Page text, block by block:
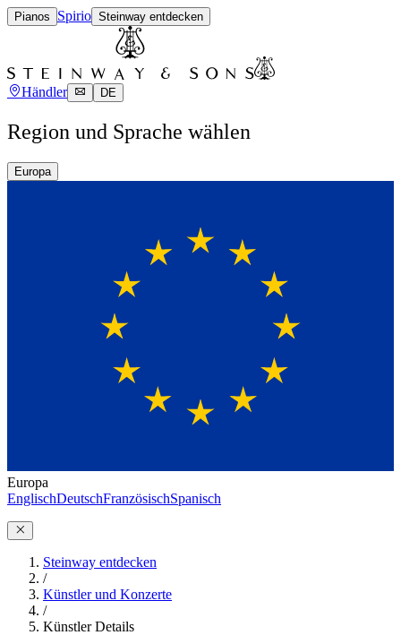
Pianos Spirio Steinway entdecken
Händler DE
Region und Sprache wählen
Europa
Europa
EnglischDeutschFranzösischSpanisch
Steinway entdecken
/
Künstler und Konzerte
/
Künstler Details